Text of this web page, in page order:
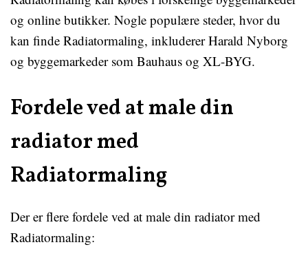
og online butikker. Nogle populære steder, hvor du
kan finde Radiatormaling, inkluderer Harald Nyborg
og byggemarkeder som Bauhaus og XL-BYG.
Fordele ved at male din
radiator med
Radiatormaling
Der er flere fordele ved at male din radiator med
Radiatormaling: